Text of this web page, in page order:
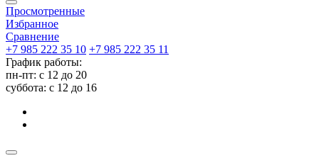
Просмотренные
Избранное
Сравнение
+7 985 222 35 10 +7 985 222 35 11
График работы:
пн-пт: с 12 до 20
суббота: c 12 до 16